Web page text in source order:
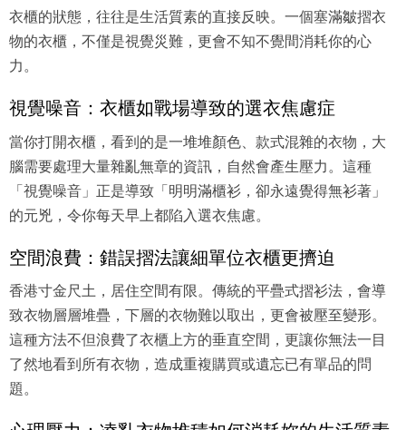
衣櫃的狀態，往往是生活質素的直接反映。一個塞滿皺摺衣
物的衣櫃，不僅是視覺災難，更會不知不覺間消耗你的心
力。
視覺噪音：衣櫃如戰場導致的選衣焦慮症
當你打開衣櫃，看到的是一堆堆顏色、款式混雜的衣物，大
腦需要處理大量雜亂無章的資訊，自然會產生壓力。這種
「視覺噪音」正是導致「明明滿櫃衫，卻永遠覺得無衫著」
的元兇，令你每天早上都陷入選衣焦慮。
空間浪費：錯誤摺法讓細單位衣櫃更擠迫
香港寸金尺土，居住空間有限。傳統的平疊式摺衫法，會導
致衣物層層堆疊，下層的衣物難以取出，更會被壓至變形。
這種方法不但浪費了衣櫃上方的垂直空間，更讓你無法一目
了然地看到所有衣物，造成重複購買或遺忘已有單品的問
題。